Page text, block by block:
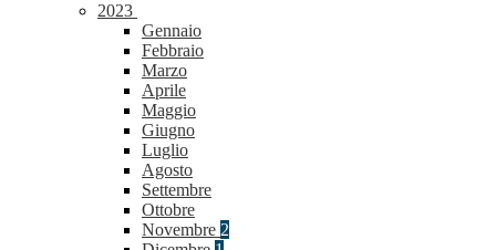
2023
Gennaio
Febbraio
Marzo
Aprile
Maggio
Giugno
Luglio
Agosto
Settembre
Ottobre
Novembre 2